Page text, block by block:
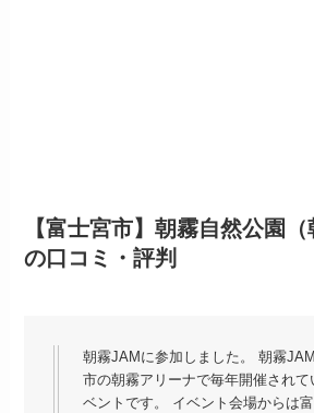
【富士宮市】朝霧自然公園（
の口コミ・評判
朝霧JAMに参加しました。 朝霧
市の朝霧アリーナで毎年開催されて
ベントです。 イベント会場からは